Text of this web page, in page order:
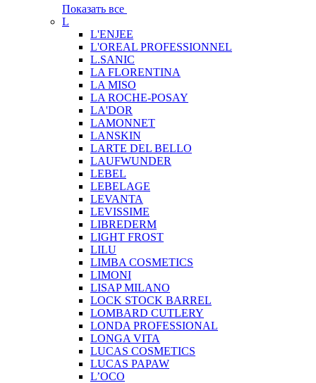
Показать все
L
L'ENJEE
L'OREAL PROFESSIONNEL
L.SANIC
LA FLORENTINA
LA MISO
LA ROCHE-POSAY
LA'DOR
LAMONNET
LANSKIN
LARTE DEL BELLO
LAUFWUNDER
LEBEL
LEBELAGE
LEVANTA
LEVISSIME
LIBREDERM
LIGHT FROST
LILU
LIMBA COSMETICS
LIMONI
LISAP MILANO
LOCK STOCK BARREL
LOMBARD CUTLERY
LONDA PROFESSIONAL
LONGA VITA
LUCAS COSMETICS
LUCAS PAPAW
L’OCO